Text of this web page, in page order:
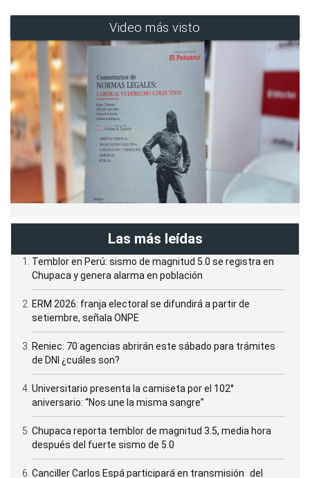
Video más visto
Las más leídas
Temblor en Perú: sismo de magnitud 5.0 se registra en
Chupaca y genera alarma en población
ERM 2026: franja electoral se difundirá a partir de
setiembre, señala ONPE
Reniec: 70 agencias abrirán este sábado para trámites
de DNI ¿cuáles son?
Universitario presenta la camiseta por el 102°
aniversario: “Nos une la misma sangre”
Chupaca reporta temblor de magnitud 3.5, media hora
después del fuerte sismo de 5.0
Canciller Carlos Espá participará en transmisión del